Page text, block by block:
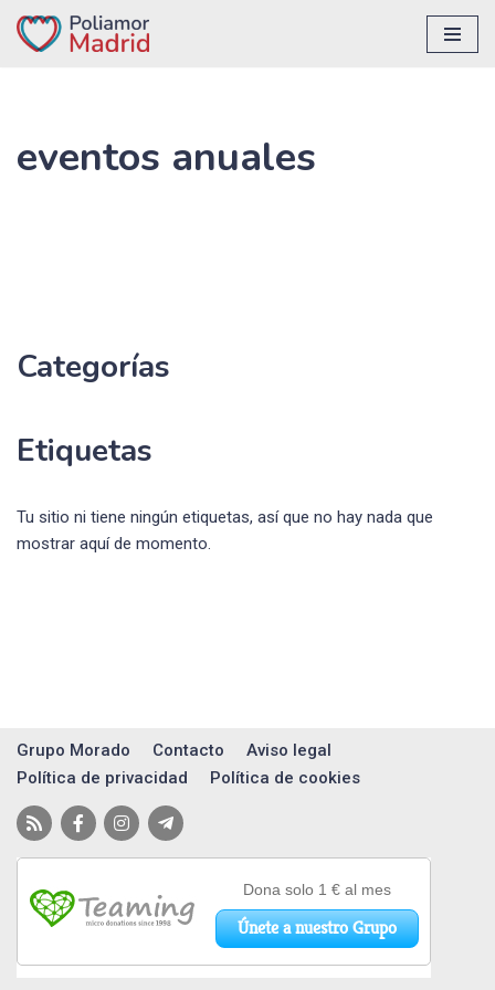
eventos anuales
Categorías
Etiquetas
Tu sitio ni tiene ningún etiquetas, así que no hay nada que
mostrar aquí de momento.
Grupo Morado Contacto
Aviso legal
Política de privacidad
Política de cookies